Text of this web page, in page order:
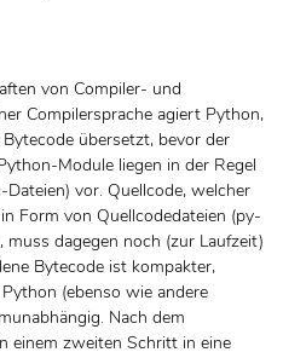
von Compiler- und
Compilersprache agiert Python,
übersetzt, bevor der
Module liegen in der Regel
vor. Quellcode, welcher
Form von Quellcodedateien (py-
dagegen noch (zur Laufzeit)
Bytecode ist kompakter,
(ebenso wie andere
Nach dem
einem zweiten Schritt in eine